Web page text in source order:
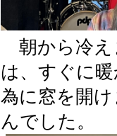
朝から冷え
は、すぐに
為に窓を開
んでした。